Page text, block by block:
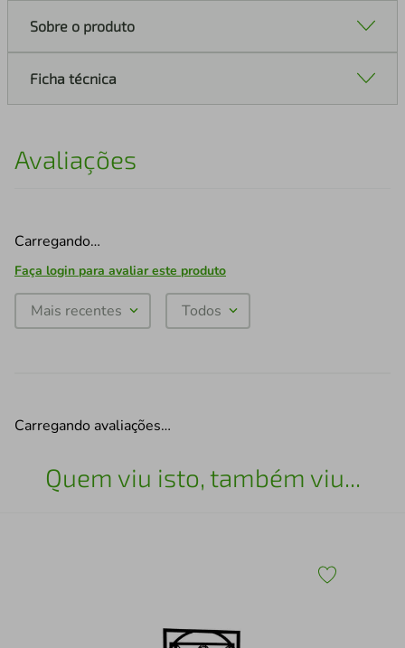
Sobre o produto
Ficha técnica
Avaliações
Carregando…
Faça login para avaliar este produto
Mais recentes Todos
Carregando avaliações…
Quem viu isto, também viu...